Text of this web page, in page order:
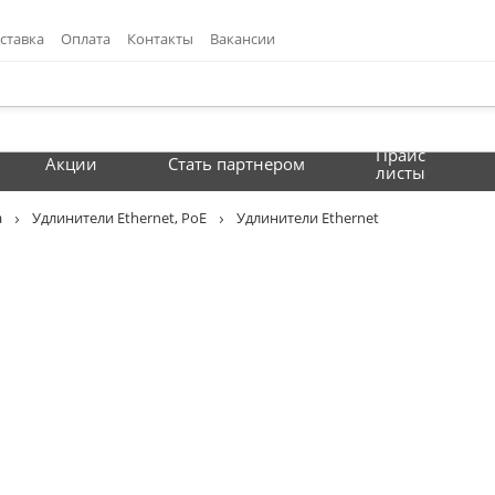
Оплата Контакты Вакансии
Акции Стать партнером
Прайс
листы
Удлинители Ethernet, PoE Удлинители Ethernet